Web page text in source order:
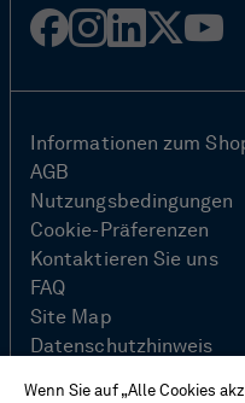
Facebook
Instagram
Linked
Informationen zum
AGB
Nutzungsbedingungen
Cookie-Präferenzen
Kontaktieren Sie uns
FAQ
Site Map
Datenschutzhinweis
Wenn Sie auf „Alle Cookies